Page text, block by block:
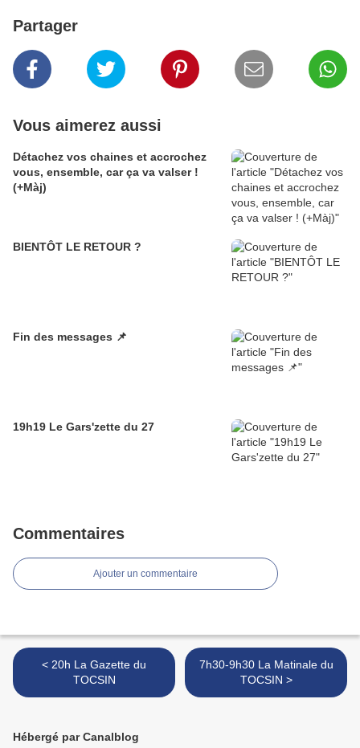
Partager
Vous aimerez aussi
Détachez vos chaines et accrochez
vous, ensemble, car ça va valser !
(+Màj)
BIENTÔT LE RETOUR ?
Fin des messages 📌
19h19 Le Gars'zette du 27
Commentaires
Ajouter un commentaire
< 20h La Gazette du
TOCSIN
7h30-9h30 La Matinale du
TOCSIN >
Hébergé par Canalblog